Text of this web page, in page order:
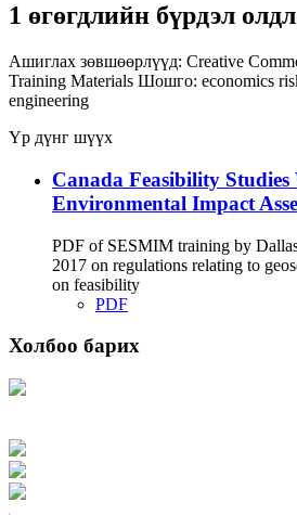
1 өгөгдлийн бүрдэл
Ашиглах зөвшөөрлүүд: Creative
Training Materials Шошго: economics
engineering
Үр дүнг шүүх
Canada Feasibility Studies
Environmental Impact
PDF of SESMIM training by
2017 on regulations relating to
on feasibility
PDF
Холбоо барих